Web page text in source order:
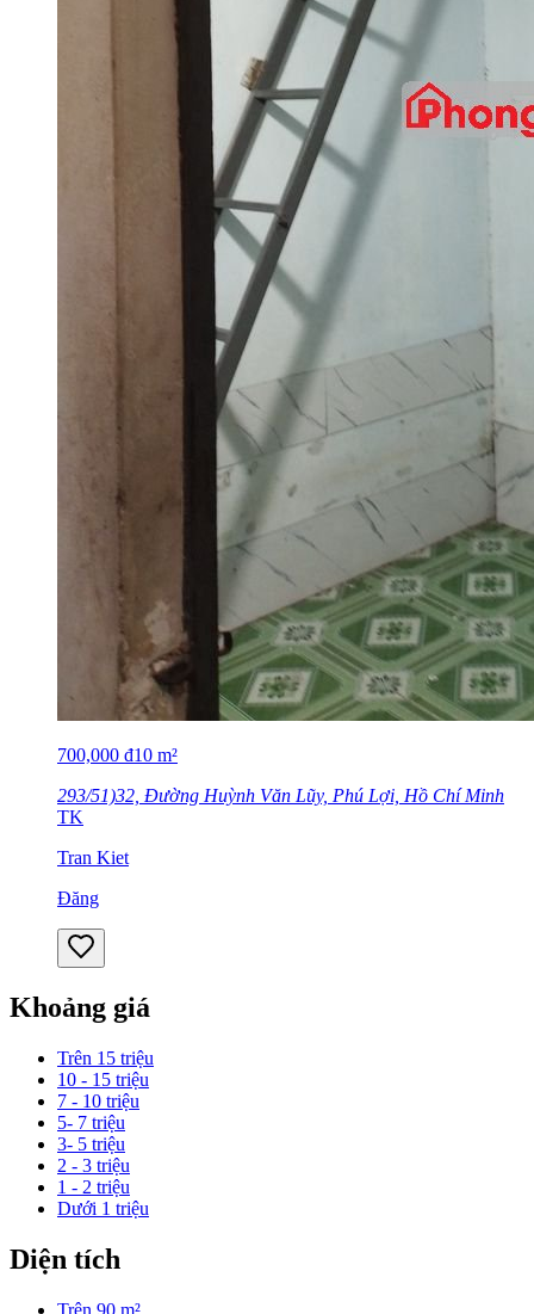
700,000 đ10 m²
293/51)32, Đường Huỳnh Văn Lũy, Phú Lợi, Hồ Chí Minh
TK
Tran Kiet
Đăng
Khoảng giá
Trên 15 triệu
10 - 15 triệu
7 - 10 triệu
5- 7 triệu
3- 5 triệu
2 - 3 triệu
1 - 2 triệu
Dưới 1 triệu
Diện tích
Trên 90 m²